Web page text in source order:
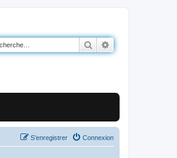
Rechercher
Connexion
S’enregistrer